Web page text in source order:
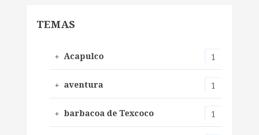
TEMAS
Acapulco 1
aventura 1
barbacoa de Texcoco 1